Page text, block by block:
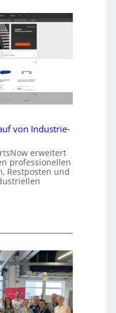
von Industrie-
erweitert
professionellen
Restposten und